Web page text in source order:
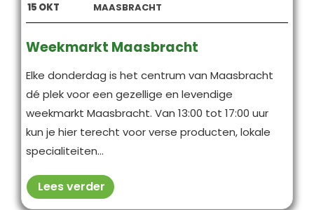
15 OKT MAASBRACHT
Weekmarkt Maasbracht
Elke donderdag is het centrum van Maasbracht
dé plek voor een gezellige en levendige
weekmarkt Maasbracht. Van 13:00 tot 17:00 uur
kun je hier terecht voor verse producten, lokale
specialiteiten...
Lees verder